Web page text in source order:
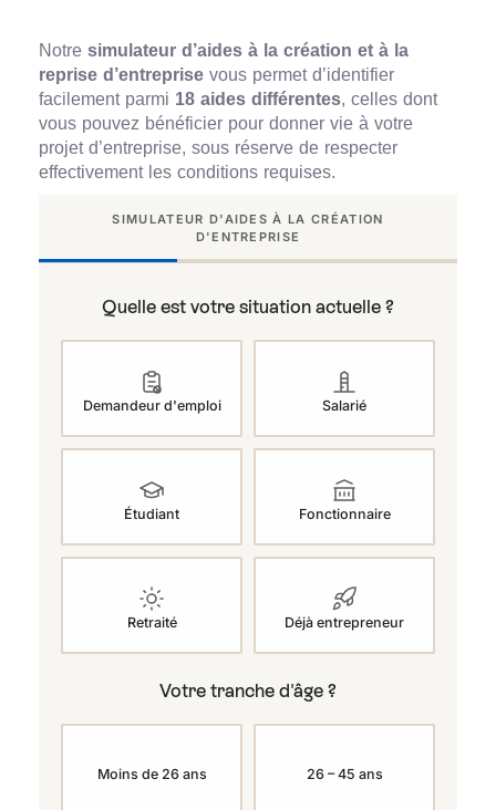
Notre simulateur d’aides à la création et à la
reprise d’entreprise vous permet d’identifier
facilement parmi 18 aides différentes, celles dont
vous pouvez bénéficier pour donner vie à votre
projet d’entreprise, sous réserve de respecter
effectivement les conditions requises.
SIMULATEUR D'AIDES À LA CRÉATION
D'ENTREPRISE
Quelle est votre situation actuelle ?
Demandeur d'emploi Salarié
Étudiant Fonctionnaire
Retraité Déjà entrepreneur
Votre tranche d'âge ?
Moins de 26 ans 26 – 45 ans